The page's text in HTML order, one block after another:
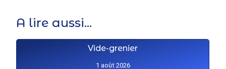
A lire aussi...
Vide-grenier
1 août 2026